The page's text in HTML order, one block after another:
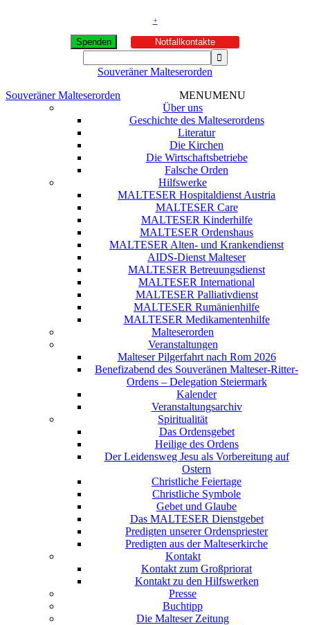
+
Spenden Notfallkontakte
Souveräner Malteserorden
Souveräner Malteserorden
MENUMENU
Über uns
Geschichte des Malteserordens
Literatur
Die Kirchen
Die Wirtschaftsbetriebe
Falsche Orden
Hilfswerke
MALTESER Hospitaldienst Austria
MALTESER Care
MALTESER Kinderhilfe
MALTESER Ordenshaus
MALTESER Alten- und Krankendienst
AIDS-Dienst Malteser
MALTESER Betreuungsdienst
MALTESER International
MALTESER Palliativdienst
MALTESER Rumänienhilfe
MALTESER Medikamentenhilfe
Malteserorden
Veranstaltungen
Malteser Pilgerfahrt nach Rom 2026
Benefizabend des Souveränen Malteser-Ritter-
Ordens – Delegation Steiermark
Kalender
Veranstaltungsarchiv
Spiritualität
Das Ordensgebet
Heilige des Ordens
Der Leidensweg Jesu als Vorbereitung auf
Ostern
Christliche Feiertage
Christliche Symbole
Gebet und Glaube
Das MALTESER Dienstgebet
Predigten unserer Ordenspriester
Predigten aus der Malteserkirche
Kontakt
Kontakt zum Großpriorat
Kontakt zu den Hilfswerken
Presse
Buchtipp
Die Malteser Zeitung